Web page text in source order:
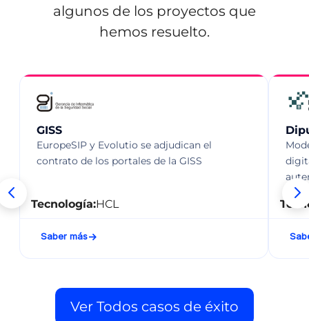
algunos de los proyectos que
hemos resuelto.
GISS
EuropeSIP y Evolutio se adjudican el
contrato de los portales de la GISS
Tecnología:HCL
Saber más
Ver Todos casos de éxito